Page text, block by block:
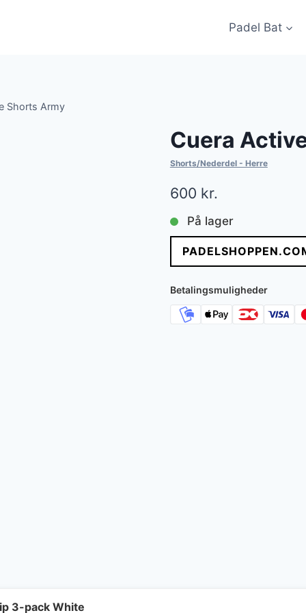
Padel Bat
Shorts Army
Cuera
Shorts/Nederdel - Herre
600 kr.
På lager
Betalingsmuligheder
3-pack White